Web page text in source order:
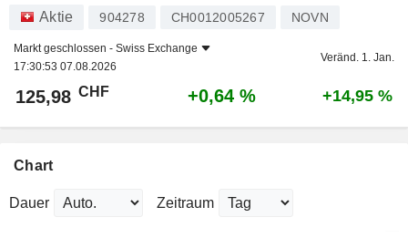
Aktie 904278 CH0012005267 NOVN
Markt geschlossen - Swiss Exchange
17:30:53 07.08.2026
Veränd. 1. Jan.
125,98 CHF +0,64 % +14,95 %
Chart
Dauer Zeitraum